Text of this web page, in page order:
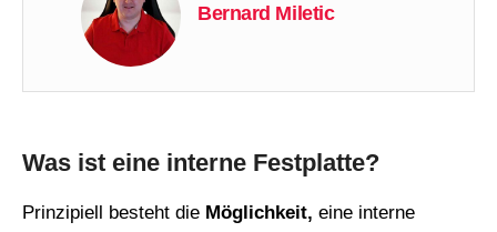
Bernard Miletic
Was ist eine interne Festplatte?
Prinzipiell besteht die Möglichkeit, eine interne